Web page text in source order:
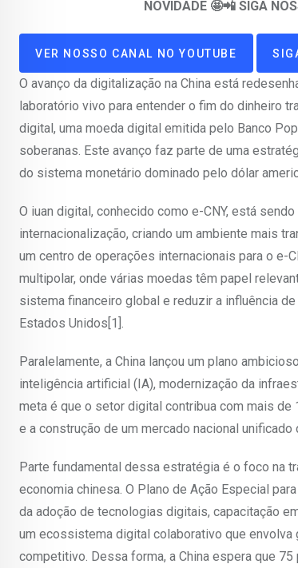
NOVIDADE 🤩📲 SIGA
VER NOSSO CANAL NO YOUTUBE
O avanço da digitalização na China está
laboratório vivo para entender o fim do dinheiro
digital, uma moeda digital emitida pelo Banco
soberanas. Este avanço faz parte de uma
do sistema monetário dominado pelo dólar
O iuan digital, conhecido como e-CNY, está
internacionalização, criando um ambiente mais
um centro de operações internacionais para o e-
multipolar, onde várias moedas têm papel
sistema financeiro global e reduzir a influência
Estados Unidos[1].
Paralelamente, a China lançou um plano
inteligência artificial (IA), modernização da
meta é que o setor digital contribua com mais
e a construção de um mercado nacional
Parte fundamental dessa estratégia é o foco na
economia chinesa. O Plano de Ação Especial
da adoção de tecnologias digitais, capacitação
um ecossistema digital colaborativo que
competitivo. Dessa forma, a China espera que